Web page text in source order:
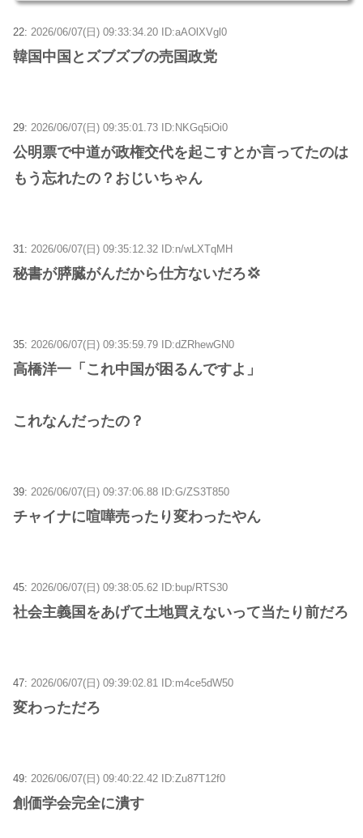
22: 2026/06/07(日) 09:33:34.20 ID:aAOlXVgl0
韓国中国とズブズブの売国政党
29: 2026/06/07(日) 09:35:01.73 ID:NKGq5iOi0
公明票で中道が政権交代を起こすとか言ってたのは
もう忘れたの？おじいちゃん
31: 2026/06/07(日) 09:35:12.32 ID:n/wLXTqMH
秘書が膵臓がんだから仕方ないだろ💢
35: 2026/06/07(日) 09:35:59.79 ID:dZRhewGN0
高橋洋一「これ中国が困るんですよ」
これなんだったの？
39: 2026/06/07(日) 09:37:06.88 ID:G/ZS3T850
チャイナに喧嘩売ったり変わったやん
45: 2026/06/07(日) 09:38:05.62 ID:bup/RTS30
社会主義国をあげて土地買えないって当たり前だろ
47: 2026/06/07(日) 09:39:02.81 ID:m4ce5dW50
変わっただろ
49: 2026/06/07(日) 09:40:22.42 ID:Zu87T12f0
創価学会完全に潰す